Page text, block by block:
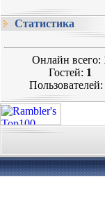
Статистика
Онлайн всего:
Гостей: 1
Пользователей: